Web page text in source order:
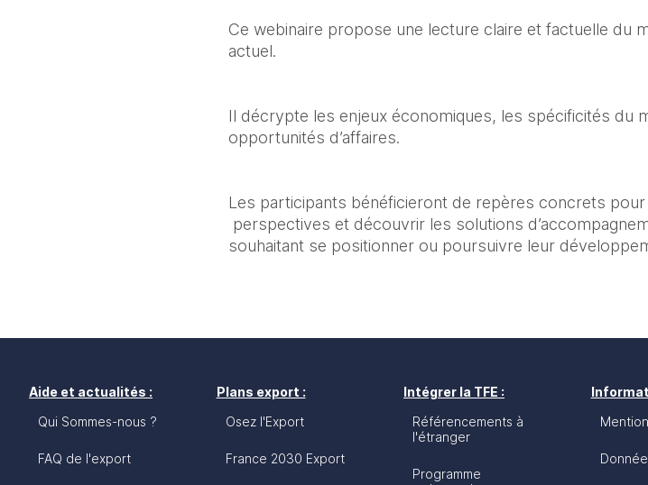
Ce webinaire propose une lecture claire et factuelle du
actuel.
Il décrypte les enjeux économiques, les spécificités du
opportunités d’affaires.
Les participants bénéficieront de repères concrets
perspectives et découvrir les solutions
souhaitant se positionner ou poursuivre leur
Aide et actualités :
Qui Sommes-nous ?
FAQ de l'export
Plans export :
Osez l'Export
France 2030 Export
Intégrer la TFE :
Référencements à
l'étranger
Programme